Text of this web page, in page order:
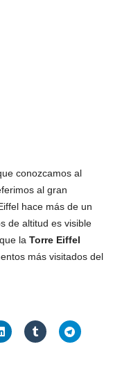
conozcamos al
al gran
hace más de un
de altitud es visible
la Torre Eiffel
más visitados del